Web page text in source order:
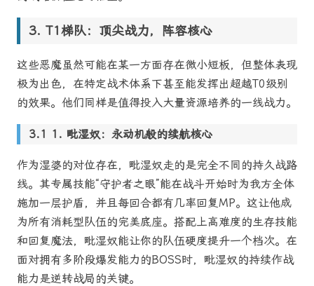
T1梯队：顶尖战力，阵容核心
这些恶魔虽然可能在某一方面存在微小短板，但整体表现
极为出色，在特定战术体系下甚至能发挥出超越T0级别
的效果。他们同样是值得投入大量资源培养的一线战力。
1. 毗湿奴：永动机般的续航核心
作为湿婆的对位存在，毗湿奴走的是完全不同的持久战路
线。其专属技能“守护者之眼”能在战斗开始时为我方全体
施加一层护盾，并且每回合都有几率回复MP。这让他成
为所有消耗型队伍的完美底座。搭配上高难度的生存技能
和回复魔法，毗湿奴能让你的队伍硬度提升一个档次。在
面对拥有多阶段爆发能力的BOSS时，毗湿奴的持续作战
能力是逆转战局的关键。